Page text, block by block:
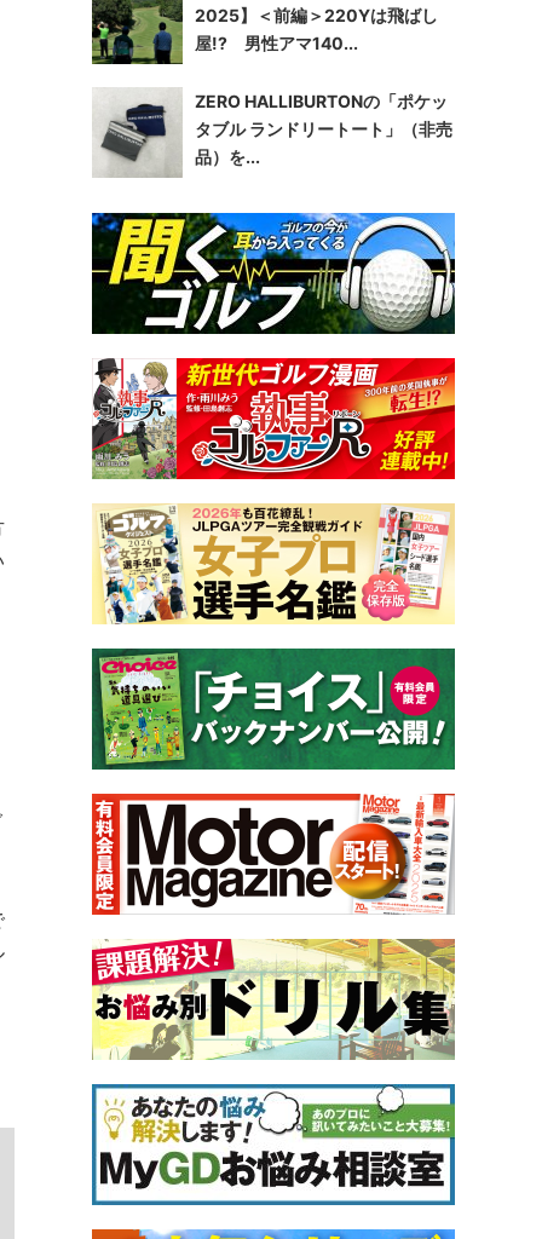
2025】＜前編＞220Yは飛ばし
屋!? 男性アマ140...
ZERO HALLIBURTONの「ポケッ
タブル ランドリートート」（非売
品）を...